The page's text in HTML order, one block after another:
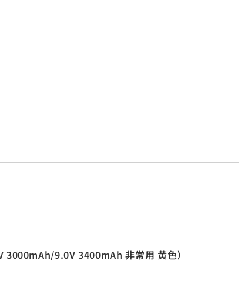
3000mAh/9.0V 3400mAh 非常用 黄色）